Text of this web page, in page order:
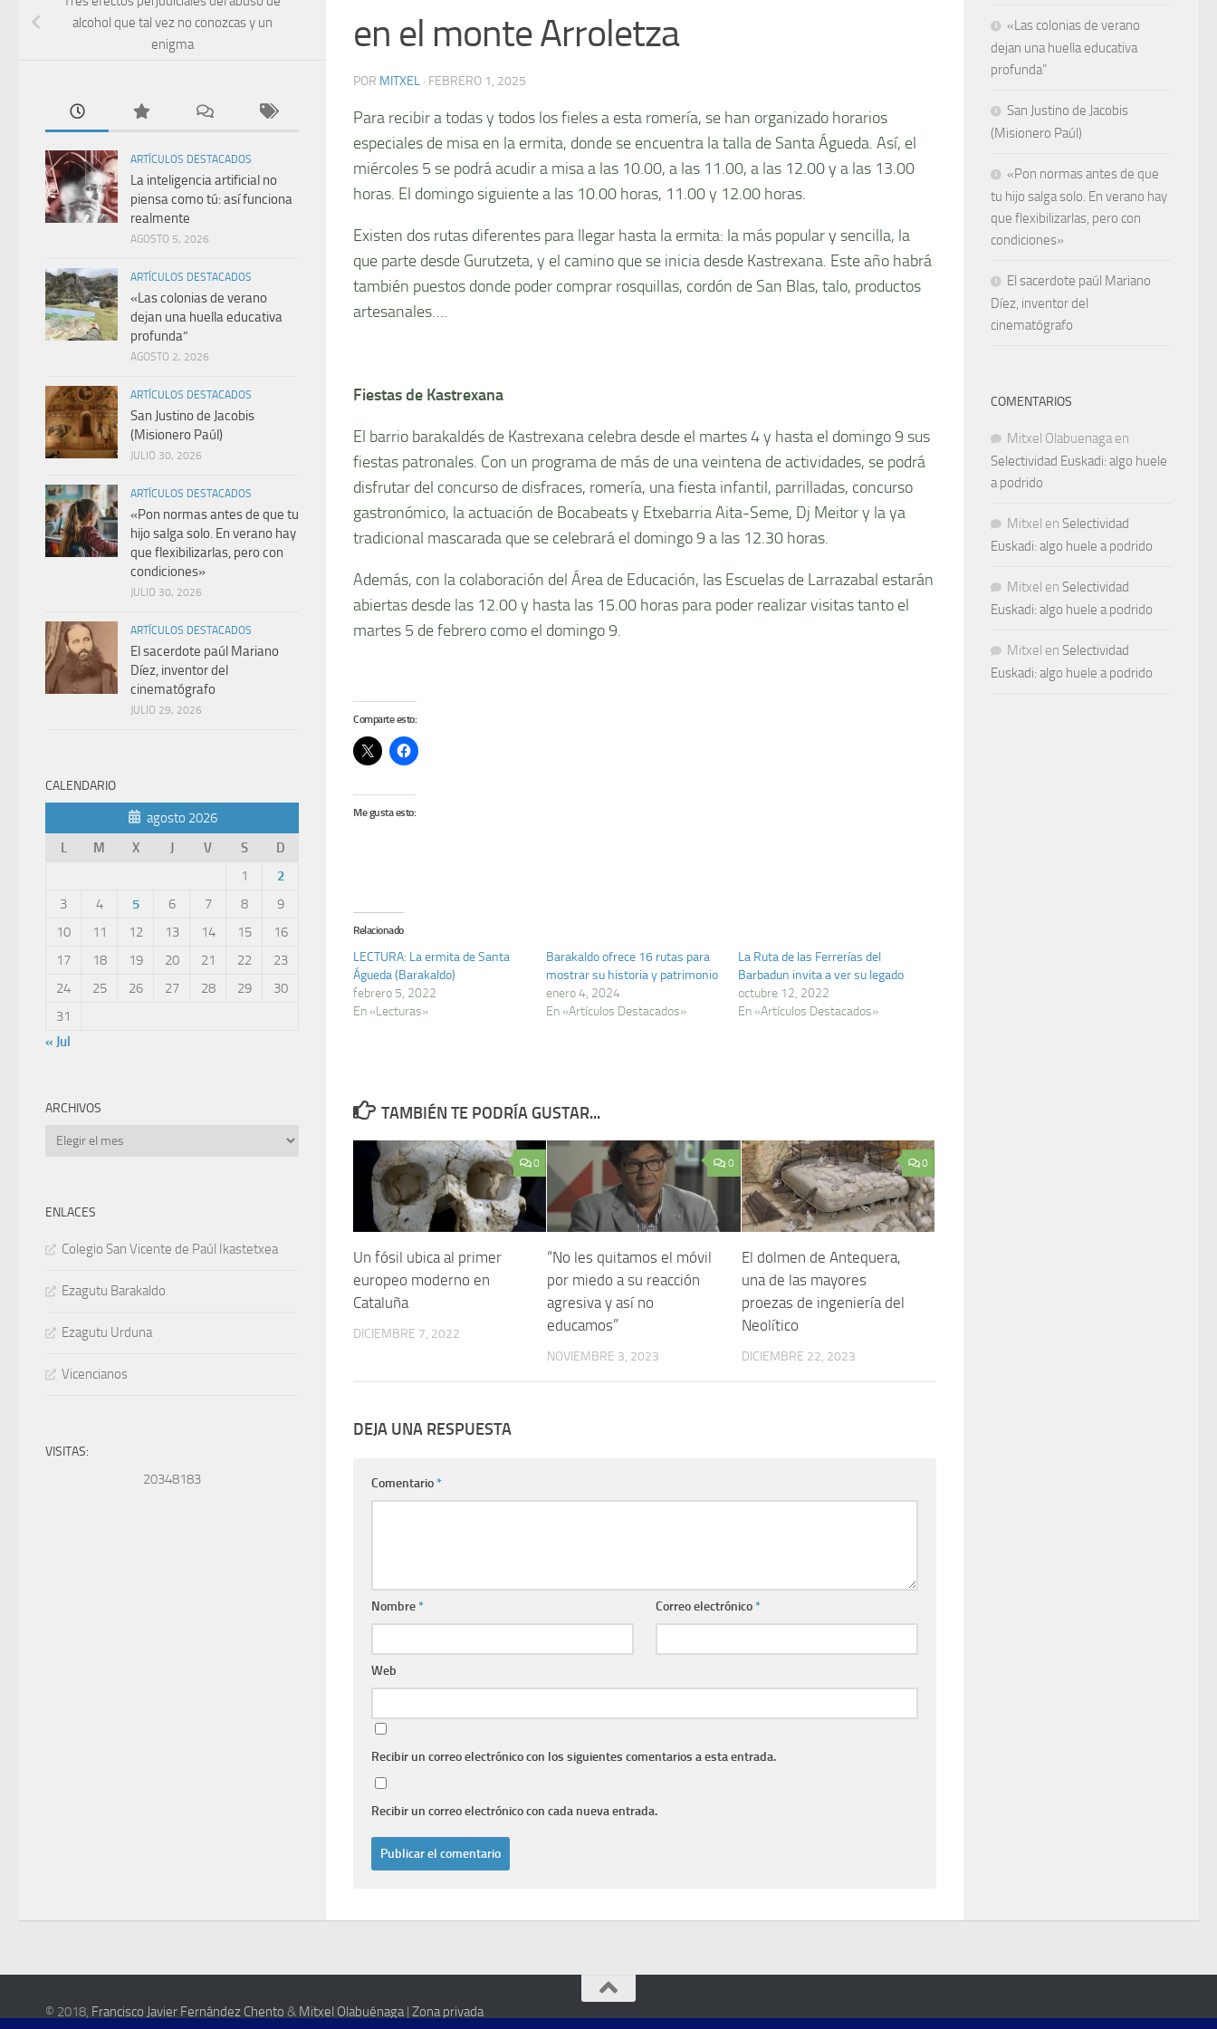
en el monte Arroletza
POR MITXEL · FEBRERO 1, 2025
Para recibir a todas y todos los fieles a esta romería, se han organizado horarios
especiales de misa en la ermita, donde se encuentra la talla de Santa Águeda. Así, el
miércoles 5 se podrá acudir a misa a las 10.00, a las 11.00, a las 12.00 y a las 13.00
horas. El domingo siguiente a las 10.00 horas, 11.00 y 12.00 horas.
Existen dos rutas diferentes para llegar hasta la ermita: la más popular y sencilla, la
que parte desde Gurutzeta, y el camino que se inicia desde Kastrexana. Este año habrá
también puestos donde poder comprar rosquillas, cordón de San Blas, talo, productos
artesanales….
Fiestas de Kastrexana
El barrio barakaldés de Kastrexana celebra desde el martes 4 y hasta el domingo 9 sus
fiestas patronales. Con un programa de más de una veintena de actividades, se podrá
disfrutar del concurso de disfraces, romería, una fiesta infantil, parrilladas, concurso
gastronómico, la actuación de Bocabeats y Etxebarria Aita-Seme, Dj Meitor y la ya
tradicional mascarada que se celebrará el domingo 9 a las 12.30 horas.
Además, con la colaboración del Área de Educación, las Escuelas de Larrazabal estarán
abiertas desde las 12.00 y hasta las 15.00 horas para poder realizar visitas tanto el
martes 5 de febrero como el domingo 9.
Comparte esto:
Me gusta esto:
Relacionado
LECTURA: La ermita de Santa
Águeda (Barakaldo)
febrero 5, 2022
En «Lecturas»
Barakaldo ofrece 16 rutas para
mostrar su historia y patrimonio
enero 4, 2024
En «Artículos Destacados»
La Ruta de las Ferrerías del
Barbadun invita a ver su legado
octubre 12, 2022
En «Artículos Destacados»
TAMBIÉN TE PODRÍA GUSTAR...
0
Un fósil ubica al primer
europeo moderno en
Cataluña
DICIEMBRE 7, 2022
0
“No les quitamos el móvil
por miedo a su reacción
agresiva y así no
educamos”
NOVIEMBRE 3, 2023
0
El dolmen de Antequera,
una de las mayores
proezas de ingeniería del
Neolítico
DICIEMBRE 22, 2023
DEJA UNA RESPUESTA
Comentario*
Nombre* Correo electrónico*
Web
Recibir un correo electrónico con los siguientes comentarios a esta entrada.
Recibir un correo electrónico con cada nueva entrada.
alcohol que tal vez no conozcas y un
enigma
ARTÍCULOS DESTACADOS
La inteligencia artificial no
piensa como tú: así funciona
realmente
AGOSTO 5, 2026
ARTÍCULOS DESTACADOS
«Las colonias de verano
dejan una huella educativa
profunda”
AGOSTO 2, 2026
ARTÍCULOS DESTACADOS
San Justino de Jacobis
(Misionero Paúl)
JULIO 30, 2026
ARTÍCULOS DESTACADOS
«Pon normas antes de que tu
hijo salga solo. En verano hay
que flexibilizarlas, pero con
condiciones»
JULIO 30, 2026
ARTÍCULOS DESTACADOS
El sacerdote paúl Mariano
Díez, inventor del
cinematógrafo
JULIO 29, 2026
CALENDARIO
agosto 2026
L
M X J V S
D
1
2
3
4 5 6 7 8
9
10
11 12 13 14 15
16
17
18 19 20 21 22
23
24
25 26 27 28 29
30
31
« Jul
ARCHIVOS
Archivos
ENLACES
Colegio San Vicente de Paúl Ikastetxea
Ezagutu Barakaldo
Ezagutu Urduna
Vicencianos
VISITAS:
20348183
«Las colonias de verano
dejan una huella educativa
profunda”
San Justino de Jacobis
(Misionero Paúl)
«Pon normas antes de que
tu hijo salga solo. En verano hay
que flexibilizarlas, pero con
condiciones»
El sacerdote paúl Mariano
Díez, inventor del
cinematógrafo
COMENTARIOS
Mitxel Olabuenaga en
Selectividad Euskadi: algo huele
a podrido
Mitxel en Selectividad
Euskadi: algo huele a podrido
Mitxel en Selectividad
Euskadi: algo huele a podrido
Mitxel en Selectividad
Euskadi: algo huele a podrido
© 2018, Francisco Javier Fernández Chento & Mitxel Olabuénaga| Zona privada